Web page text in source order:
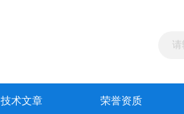
技术文章 荣誉资质